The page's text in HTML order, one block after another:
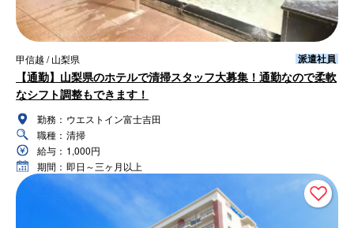
甲信越 / 山梨県 派遣社員
【通勤】山梨県のホテルで清掃スタッフ大募集！通勤なので柔軟
なシフト調整もできます！
勤務： ウエストイン富士吉田
職種： 清掃
給与： 1,000円
期間： 即日～三ヶ月以上